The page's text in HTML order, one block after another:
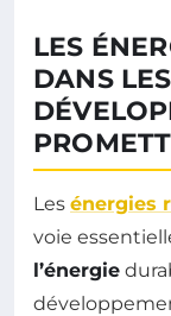
LES
DANS
Les énergies
voie
l’énergie